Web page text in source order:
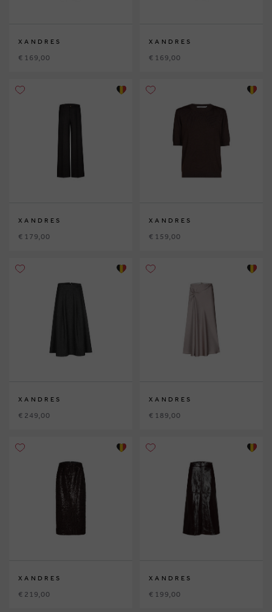
XANDRES
€ 169,00
XANDRES
€ 169,00
XANDRES
€ 179,00
XANDRES
€ 159,00
XANDRES
€ 249,00
XANDRES
€ 189,00
XANDRES
€ 219,00
XANDRES
€ 199,00